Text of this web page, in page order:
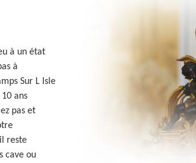
à un état
à
Sur L Isle
ans
pas et
reste
cave ou